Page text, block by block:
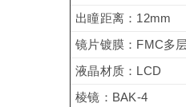
出瞳距离：12mm
镜片镀膜：FMC多
液晶材质：LCD
棱镜：BAK-4